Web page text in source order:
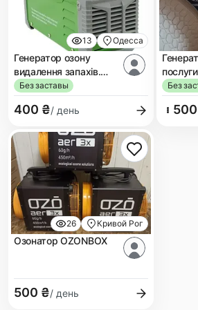
13 Одесса
Генератор озону
видалення запахів.
Озонатор GI KRAFT
Без заставы
400 ₴/ день
Без
26 Кривой Рог
Озонатор OZONBOX
500 ₴/ день